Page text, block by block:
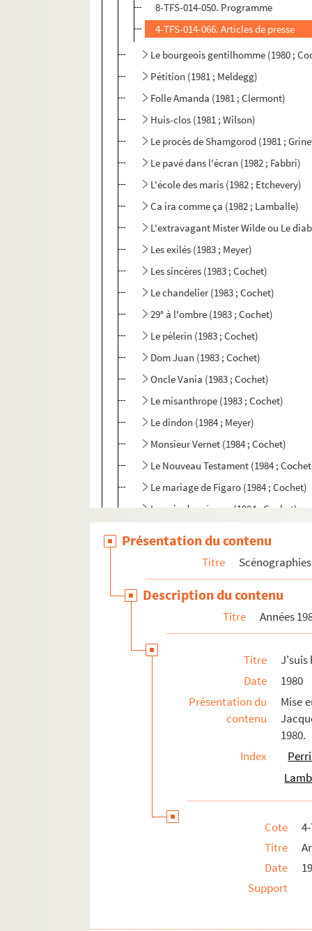
8-TFS-014-050. Programme
4-TFS-014-066. Articles de presse
Le bourgeois gentilhomme (1980 ;
Pétition (1981 ; Meldegg)
Folle Amanda (1981 ; Clermont)
Huis-clos (1981 ; Wilson)
Le procès de Shamgorod (1981 ;
Le pavé dans l'écran (1982 ; Fabbri)
L'école des maris (1982 ; Etchevery)
Ca ira comme ça (1982 ; Lamballe)
L'extravagant Mister Wilde ou Le
Les exilés (1983 ; Meyer)
Les sincères (1983 ; Cochet)
Le chandelier (1983 ; Cochet)
29° à l'ombre (1983 ; Cochet)
Le pèlerin (1983 ; Cochet)
Dom Juan (1983 ; Cochet)
Oncle Vania (1983 ; Cochet)
Le misanthrope (1983 ; Cochet)
Le dindon (1984 ; Meyer)
Monsieur Vernet (1984 ; Cochet)
Le Nouveau Testament (1984 ;
Le mariage de Figaro (1984 ; Cochet)
Le pain de ménage (1984 ; Cochet)
Rencontres du Palais-Royal (1984)
Feu la mère de madame (1985 ;
La baby-sitter (1985 ; Franck)
Le Journal d'Anne Frank (1985 ;
Voisin, voisine (1985 ; Mondy)
Turlututu (1985 ; Cisife)
Le sexe faible (1985 ; Cochet)
Le tombeur (1986 ; Moreau)
Horace (1986 ; Tassencourt)
Les dégourdis de la 11e (1986 ; Rosny)
Les voisins du dessus (1986 ; Rosny)
Violences (1986 ; Ackerman)
Présentation du contenu
Titre
Description du contenu
Titre Années
Titre
J'suis
Date
1980
Présentation du
contenu
Mise
1980.
Index
Cote
Titre
Date
Support